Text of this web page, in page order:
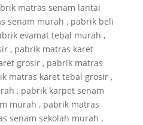
matras senam lantai
senam murah , pabrik beli
evamat tebal murah ,
, pabrik matras karet
grosir , pabrik matras
matras karet tebal grosir ,
, pabrik karpet senam
murah , pabrik matras
senam sekolah murah ,